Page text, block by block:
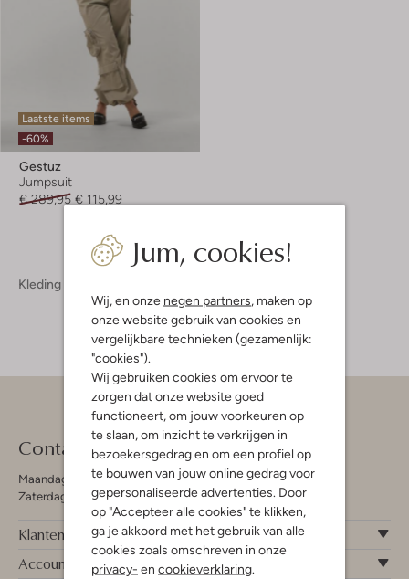
Jum, cookies!
Wij, en onze negen partners , maken op
onze website gebruik van cookies en
vergelijkbare technieken (gezamenlijk:
"cookies").
Wij gebruiken cookies om ervoor te
zorgen dat onze website goed
functioneert, om jouw voorkeuren op
te slaan, om inzicht te verkrijgen in
bezoekersgedrag en om een profiel op
te bouwen van jouw online gedrag voor
gepersonaliseerde advertenties. Door
op "Accepteer alle cookies" te klikken,
ga je akkoord met het gebruik van alle
cookies zoals omschreven in onze
privacy- en cookieverklaring
Laatste items
-60%
Gestuz
Jumpsuit
€ 289,95 € 115,99
Kleding
Contact
Maandag - Vrijdag 09:00 - 19:00 uur
Zaterdag 09:00 - 17:00 uur
Klantenservice
Account